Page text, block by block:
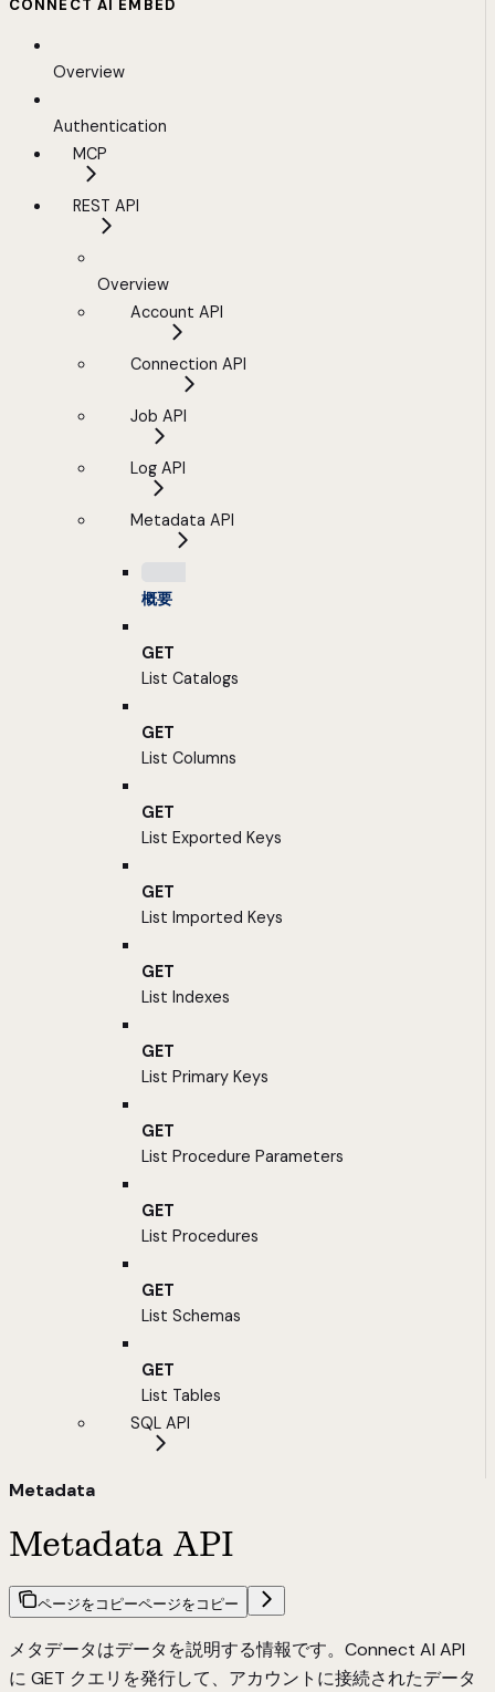
CONNECT AI EMBED
Overview
Authentication
MCP
REST API
Overview
Account API
Connection API
Job API
Log API
Metadata API
概要
GET
List Catalogs
GET
List Columns
GET
List Exported Keys
GET
List Imported Keys
GET
List Indexes
GET
List Primary Keys
GET
List Procedure Parameters
GET
List Procedures
GET
List Schemas
GET
List Tables
SQL API
Metadata
Metadata API
ページをコピーページをコピー
メタデータはデータを説明する情報です。Connect AI API
に GET クエリを発行して、アカウントに接続されたデータ